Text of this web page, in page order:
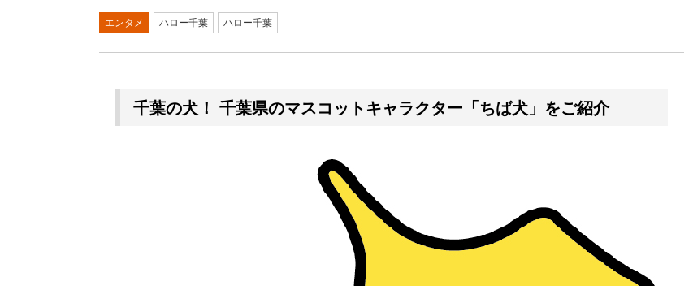
エンタメ ハロー千葉 ハロー千葉
千葉の犬！ 千葉県のマスコットキャラクター「ちば犬」をご紹介